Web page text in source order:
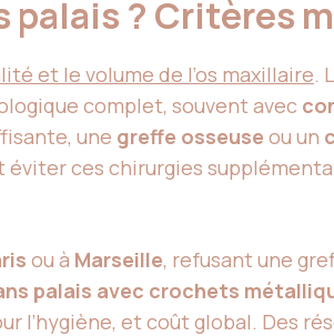
? Critères
et le volume de l’os maxillaire.
complet, souvent avec
une greffe osseuse ou un
ces chirurgies
ou à Marseille, refusant une
palais avec crochets
et coût global. Des